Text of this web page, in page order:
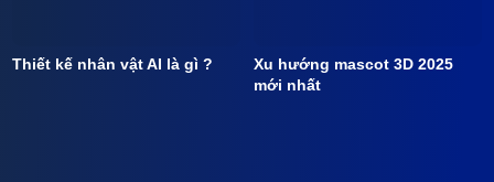
Thiết kế nhân vật AI là gì ?
Xu hướng mascot 3D 2025
mới nhất